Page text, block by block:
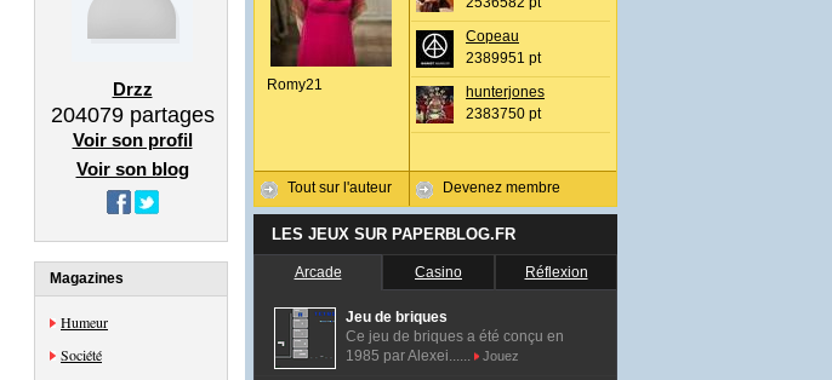
Drzz
204079partages
Voir son profil
Voir son blog
Magazines
Humeur
Société
Romy21
Tout sur l'auteur
Copeau
2389951 pt
hunterjones
2383750 pt
Devenez membre
LES JEUX SUR PAPERBLOG.FR
Arcade Casino Réflexion
Jeu de briques
Ce jeu de briques a été conçu en
1985 par Alexei......
Jouez